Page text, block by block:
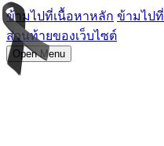
ข้ามไปที่เนื้อหาหลัก ข้ามไป
ส่วนท้ายของเว็บไซต์
Open Menu